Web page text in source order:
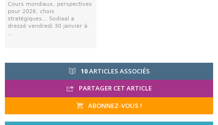
Cours mondiaux, perspectives
pour 2026, choix
stratégiques… Sodiaal a
dressé vendredi 30 janvier à
...
10ARTICLES ASSOCIÉS
PARTAGER CET ARTICLE
ABONNEZ-VOUS !